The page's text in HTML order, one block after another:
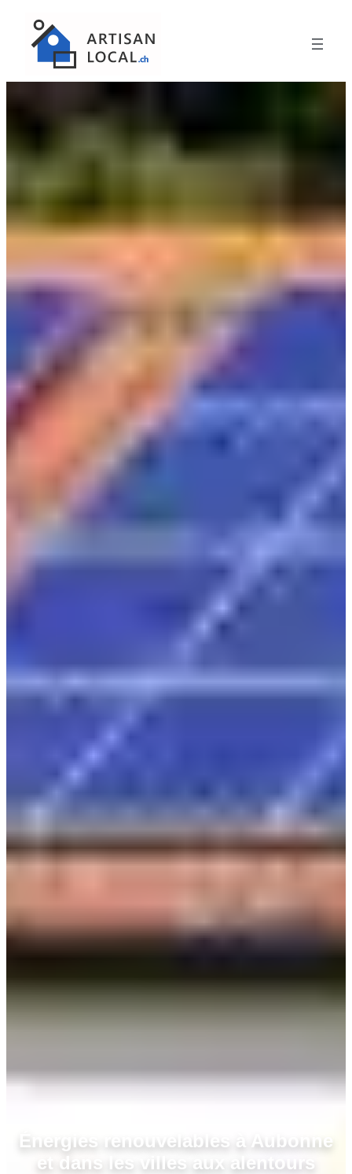
Énergies renouvelables à Aubonne
et dans les villes aux alentours